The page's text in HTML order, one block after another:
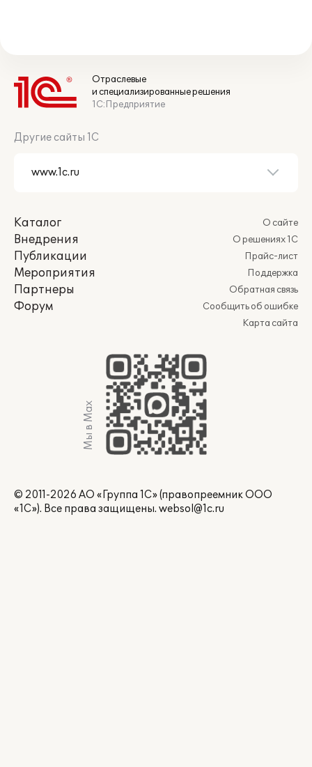
Отраслевые
и специализированные решения
1С:Предприятие
Другие сайты 1С
Каталог
Внедрения
Публикации
Мероприятия
Партнеры
Форум
О сайте
О решениях 1С
Прайс-лист
Поддержка
Обратная связь
Сообщить об ошибке
Карта сайта
Мы в Max
© 2011-2026 АО «Группа 1С» (правопреемник ООО
«1С»). Все права защищены. websol@1c.ru